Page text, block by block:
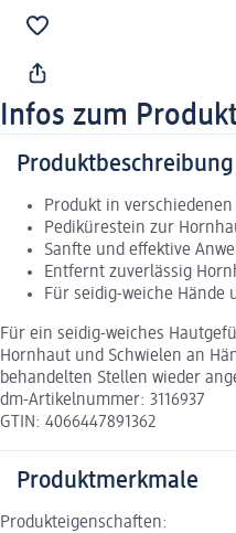
Infos zum
Produktbeschreibung
Produkt in
Pedikürestein zur
Sanfte und effektive
Entfernt zuverlässig
Für seidig-weiche
Für ein seidig-weiches
Hornhaut und Schwielen an
behandelten Stellen wieder
dm-Artikelnummer: 3116937
GTIN: 4066447891362
Produktmerkmale
Produkteigenschaften: